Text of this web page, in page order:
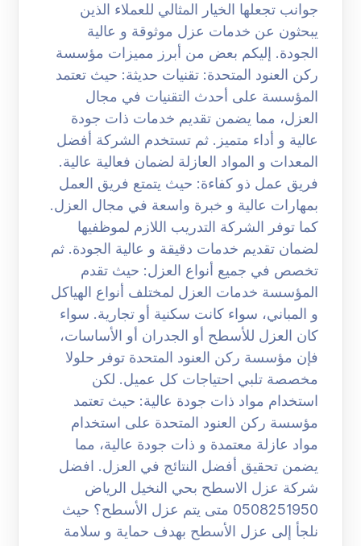
جوانب تجعلها الخيار المثالي للعملاء الذين
يبحثون عن خدمات عزل موثوقة و عالية
الجودة. إليكم بعض من أبرز مميزات مؤسسة
ركن العنود المتحدة: تقنيات حديثة: حيث تعتمد
المؤسسة على أحدث التقنيات في مجال
العزل، مما يضمن تقديم خدمات ذات جودة
عالية و أداء متميز. ثم تستخدم الشركة أفضل
المعدات و المواد العازلة لضمان فعالية عالية.
فريق عمل ذو كفاءة: حيث يتمتع فريق العمل
بمهارات عالية و خبرة واسعة في مجال العزل.
كما توفر الشركة التدريب اللازم لموظفيها
لضمان تقديم خدمات دقيقة و عالية الجودة. ثم
تخصص في جميع أنواع العزل: حيث تقدم
المؤسسة خدمات العزل لمختلف أنواع الهياكل
و المباني، سواء كانت سكنية أو تجارية. سواء
كان العزل للأسطح أو الجدران أو الأساسات،
فإن مؤسسة ركن العنود المتحدة توفر حلولا
مخصصة تلبي احتياجات كل عميل. لكن
استخدام مواد ذات جودة عالية: حيث تعتمد
مؤسسة ركن العنود المتحدة على استخدام
مواد عازلة معتمدة و ذات جودة عالية، مما
يضمن تحقيق أفضل النتائج في العزل. افضل
شركة عزل الاسطح بحي النخيل الرياض
0508251950 متى يتم عزل الأسطح؟ حيث
نلجأ إلى عزل الأسطح بهدف حماية و سلامة